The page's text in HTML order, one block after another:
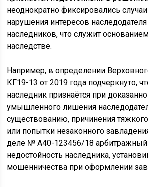
неоднократно фиксировались
нарушения интересов
наследников, что служит
наследстве.
Например, в определении
КГ19-13 от 2019 года подчеркнуто,
наследник признаётся при
умышленного лишения
существованию, причинения
или попытки незаконного
деле № А40-123456/18 арбитражный
недостойность наследника,
мошенничества при оформлении